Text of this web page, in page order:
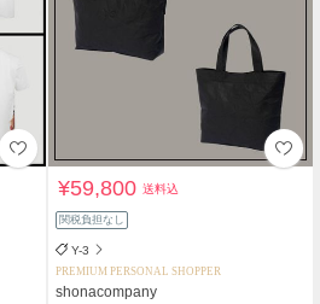
¥59,800送料込
関税負担なし
Y-3
PREMIUM PERSONAL SHOPPER
shonacompany